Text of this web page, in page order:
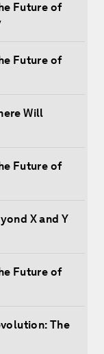
Future of
Future of
Will
Future of
X and Y
Future of
The